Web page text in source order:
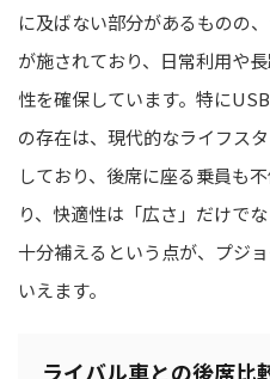
に及ばない部分があるものの
が施されており、日常利用や
性を確保しています。特に
の存在は、現代的なライフス
しており、後席に座る乗員も
り、快適性は「広さ」だけで
十分補えるという点が、プジ
いえます。
ライバル車との後席比